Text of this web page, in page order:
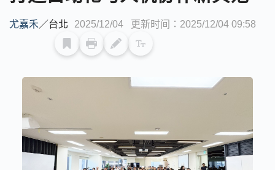
尤嘉禾／台北 2025/12/04 更新时间：2025/12/04 09:58